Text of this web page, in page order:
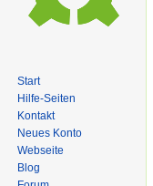
Start
Hilfe-Seiten
Kontakt
Neues Konto
Webseite
Blog